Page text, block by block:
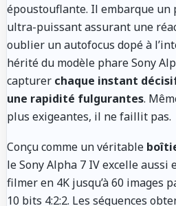
époustouflante. Il embarque un
ultra-puissant assurant une
oublier un autofocus dopé à
hérité du modèle phare Sony
capturer chaque instant
une rapidité fulgurantes.
plus exigeantes, il ne faillit pas.
Conçu comme un véritable
le Sony Alpha 7 IV excelle aussi
filmer en 4K jusqu’à 60 images
10 bits 4:2:2. Les séquences